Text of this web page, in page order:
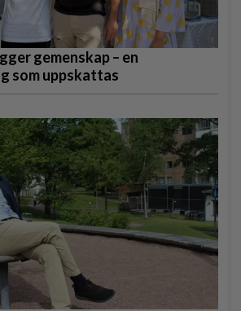
gemenskap – en
som uppskattas